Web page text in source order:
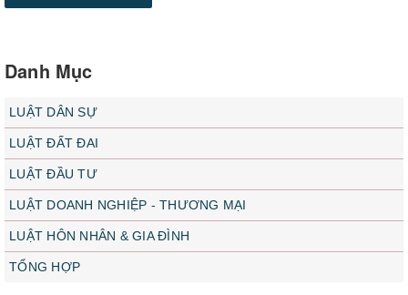
Danh Mục
LUẬT DÂN SỰ
LUẬT ĐẤT ĐAI
LUẬT ĐẦU TƯ
LUẬT DOANH NGHIỆP - THƯƠNG MẠI
LUẬT HÔN NHÂN & GIA ĐÌNH
TỔNG HỢP